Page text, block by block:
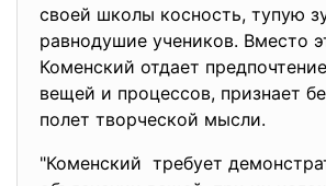
своей школы косность, тупую
равнодушие учеников. Вместо
Коменский отдает
вещей и процессов, признает
полет творческой мысли.
"Коменский требует